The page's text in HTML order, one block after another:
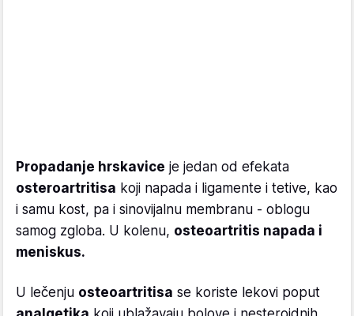
Propadanje hrskavice je jedan od efekata
osteroartritisa koji napada i ligamente i tetive, kao
i samu kost, pa i sinovijalnu membranu - oblogu
samog zgloba. U kolenu, osteoartritis napada i
meniskus.
U lečenju osteoartritisa se koriste lekovi poput